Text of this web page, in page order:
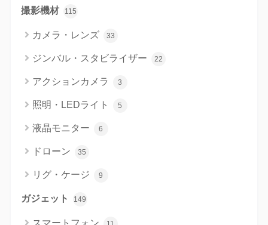
撮影機材 115
カメラ・レンズ 33
ジンバル・スタビライザー 22
アクションカメラ 3
照明・LEDライト 5
液晶モニター 6
ドローン 35
リグ・ケージ 9
ガジェット 149